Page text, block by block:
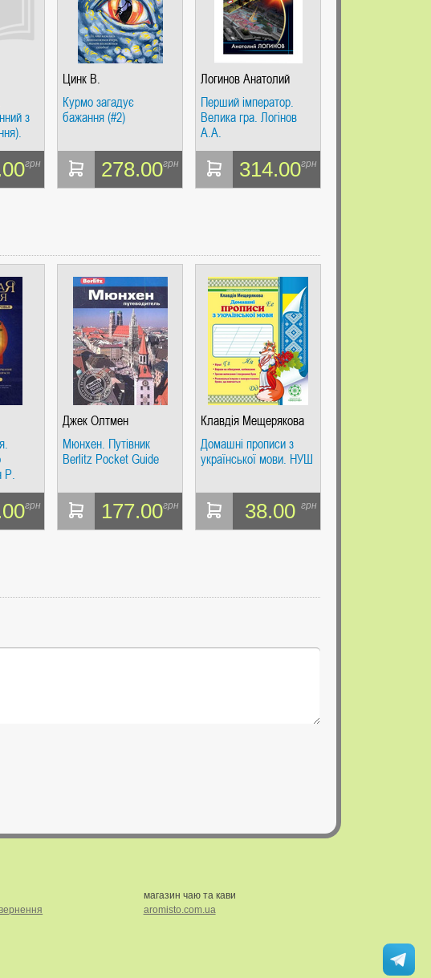
з
грн
Цинк В.
Курмо загадує
бажання (#2)
278.00грн
Логинов Анатолий
Анатольевич
Перший імператор.
Велика гра. Логінов
А.А.
314.00грн
Р.
грн
Джек Олтмен
Мюнхен. Путівник
Berlitz Pocket Guide
177.00грн
Клавдія Мещерякова
Домашні прописи з
української мови. НУШ
38.00 грн
магазин чаю та кави
aromisto.com.ua